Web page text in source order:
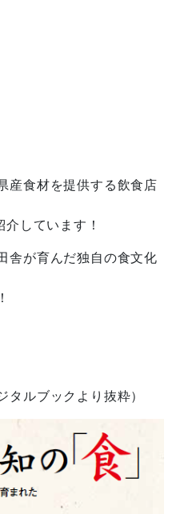
産食材を提供する飲食店
しています！
舎が育んだ独自の食文化
タルブックより抜粋）